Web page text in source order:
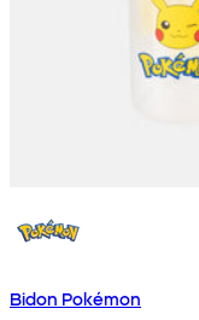
Bidon Pokémon